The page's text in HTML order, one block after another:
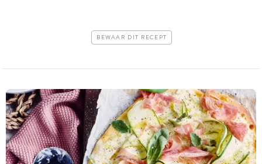
BEWAAR DIT RECEPT